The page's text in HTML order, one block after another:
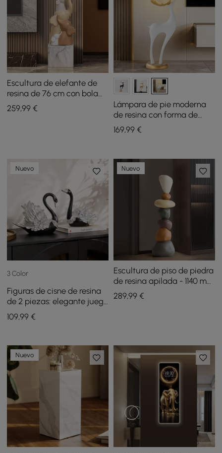
Escultura de elefante de
resina de 76 cm con bola
LED recargable y control
remoto
259,99 €
Lámpara de pie moderna
de resina con forma de
ciervo y control remoto: 76
cm de alto con bola
169,99€
Nuevo
3 Color
Figuras de cisne de resina
de 2 piezas: elegante juego
de almacenamiento
decorativo de cisne negro y
109,99 €
Nuevo
Escultura de piso de piedra
de resina apilada - 1140 mm
de altura
289,99€
Nuevo